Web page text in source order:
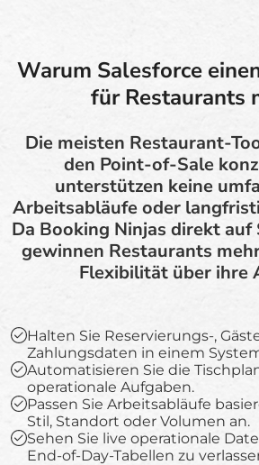
Warum Salesforce
für Restaurants
Die meisten Restaurant-
den Point-of-Sale
unterstützen keine
Arbeitsabläufe oder
Da Booking Ninjas direkt auf
gewinnen Restaurants
Flexibilität über ihre
Halten Sie Reservierungs-,
Zahlungsdaten in einem
Automatisieren Sie die
operationale Aufgaben.
Passen Sie Arbeitsabläufe
Stil, Standort oder Volumen an.
Sehen Sie live operationale
End-of-Day-Tabellen zu